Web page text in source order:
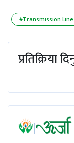
#Transmission Line
प्रतिक्रिया